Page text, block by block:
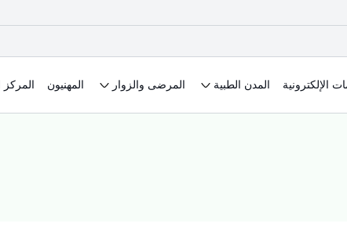
الإلكترونية المدن الطبية المرضى والزوار المهنيون المركز